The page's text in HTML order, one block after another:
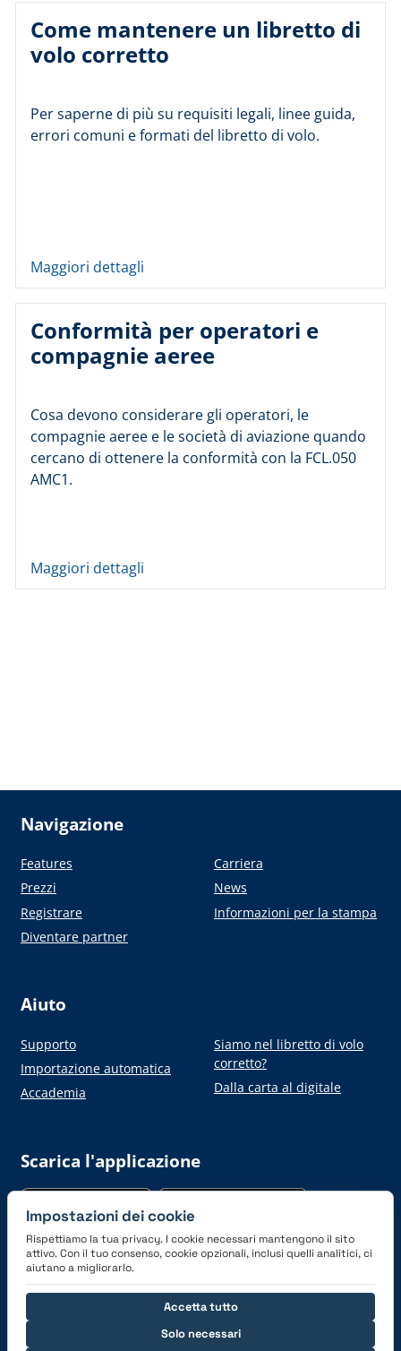
Come mantenere un libretto di
volo corretto
Per saperne di più su requisiti legali, linee guida,
errori comuni e formati del libretto di volo.
Maggiori dettagli
Conformità per operatori e
compagnie aeree
Cosa devono considerare gli operatori, le
compagnie aeree e le società di aviazione quando
cercano di ottenere la conformità con la FCL.050
AMC1.
Maggiori dettagli
Navigazione
Features
Prezzi
Registrare
Diventare partner
Carriera
News
Informazioni per la stampa
Aiuto
Supporto
Importazione automatica
Accademia
Siamo nel libretto di volo
corretto?
Dalla carta al digitale
Scarica l'applicazione
Connettiti con noi
Impostazioni dei cookie
Rispettiamo la tua privacy. I cookie necessari mantengono il sito
attivo. Con il tuo consenso, cookie opzionali, inclusi quelli analitici, ci
aiutano a migliorarlo.
Solo necessari
Accetta tutto